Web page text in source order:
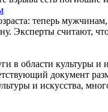
теперь
Эксперты считают,
области культуры и
документ
и искусства,